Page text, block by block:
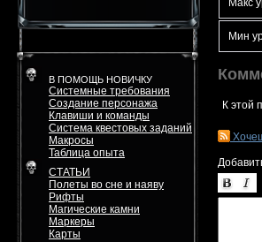
В ПОМОЩЬ НОВИЧКУ
Системные требования
Создание персонажа
Клавиши и команды
Система квестовых заданий
Макросы
Таблица опыта
СТАТЬИ
Полеты во сне и наяву
Рифты
Магические камни
Маркеры
Карты
Макс
Мин
К этой